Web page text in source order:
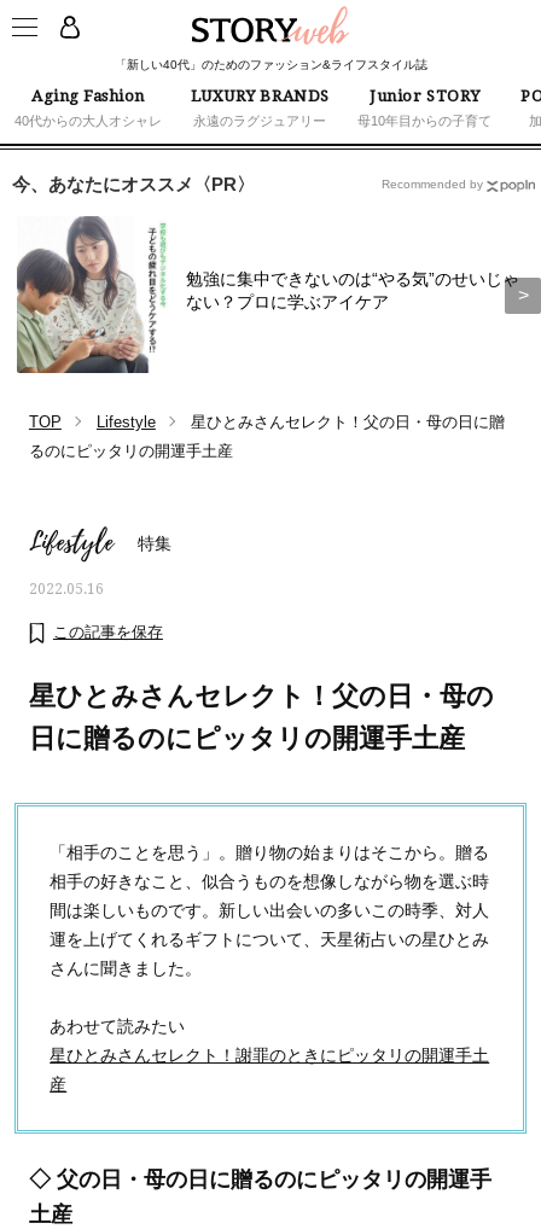
「新しい40代」のためのファッション&ライフスタイル誌
Aging Fashion
40代からの大人オシャレ
LUXURY BRANDS
永遠のラグジュアリー
Junior STORY
母10年目からの子育て
ママとパパに贈る「ジェンダーレ
ス学」
人気の40代髪型・ヘア
今、あなたにオススメ〈PR〉
勉強に集中できないのは“やる気”のせいじゃ
ない？プロに学ぶアイケア
Recommended by
TOP Lifestyle
星ひとみさんセレクト！父の日・母の日に贈
るのにピッタリの開運手土産
Lifestyle 特集
2022.05.16
この記事を保存
星ひとみさんセレクト！父の日・母の
日に贈るのにピッタリの開運手土産
「相手のことを思う」。贈り物の始まりはそこから。贈る
相手の好きなこと、似合うものを想像しながら物を選ぶ時
間は楽しいものです。新しい出会いの多いこの時季、対人
運を上げてくれるギフトについて、天星術占いの星ひとみ
さんに聞きました。
あわせて読みたい
星ひとみさんセレクト！謝罪のときにピッタリの開運手土
産
◇ 父の日・母の日に贈るのにピッタリの開運手
土産